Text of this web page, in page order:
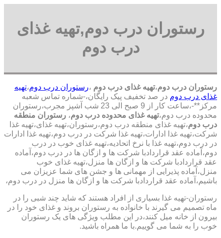
رستوران درب دوم,تهیه غذای
درب دوم
رستوران درب دوم،تهیه غذای درب دوم ،رستوران درب دوم،تهیه
غذای درب دوم در صد تخفیف پیک رایگان،-شماره تماس شعبه
مرکز**-،ساعت کار از 9 صبح الی 23 شب آشپز مجرب،رستوران
محدوده درب دوم،تهیه غذای محدوده درب دوم، رستوران منطقه
درب دوم،تهیه غذای منطقه درب دوم،رستوران،تهیه غذای،تهیه غذا
شرکت،تهیه غذا ادارات،تهیه غذا شرکت در درب دوم،تهیه غذا ادارات
در درب دوم،تهیه غذا با نرخ اتحادیه،تهیه غذای خوب در درب
دوم،آماده عقد قراردادبا شرکت ها و ازگان ها در درب دوم،آماده
عقد قراردادبا شرکت ها و ازگان ها منزل،تهیه غذای خوب
منزل،آماده پذیرایی از مهمانی ها و جشن های شما عزیزان می
باشیم،آماده عقد قراردادبا شرکت ها و ازگان ها منزل در درب دوم،
رستوران-تهیه غذا بسیاری از افراد هستند که شاید چند شبی را در
ماه تصمیم می گیرند با خانواده به رستوران بروند و غذای خود را در
بیرون از خانه میل کنند،در این مطلب ویژگی های یک رستوران
خوب را به شما می گوییم.با ما همراه باشید.